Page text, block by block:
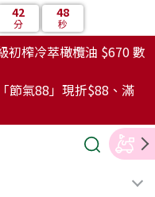
42
分
46
秒
初榨冷萃橄欖油 $670 數
節氣88」現折$88、滿